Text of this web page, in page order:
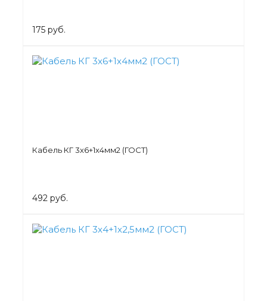
175 руб.
Кабель КГ 3х6+1х4мм2 (ГОСТ)
492 руб.